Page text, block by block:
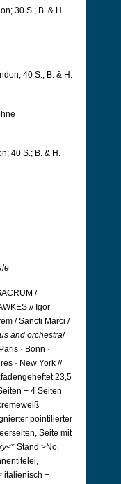
30 S.; B. & H.
40 S.; B. & H.
40 S.; B. & H.
/
// Igor
/ Sancti Marci /
and orchestra/
· Bonn ·
· New York //
23,5
+ 4 Seiten
pointilierter
Seite mit
<* Stand >No.
italienisch +